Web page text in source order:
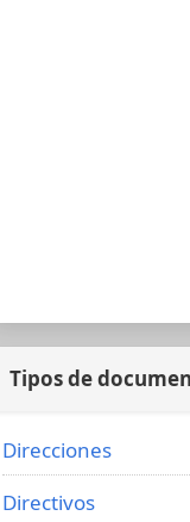
Tipos de
Direcciones
Directivos